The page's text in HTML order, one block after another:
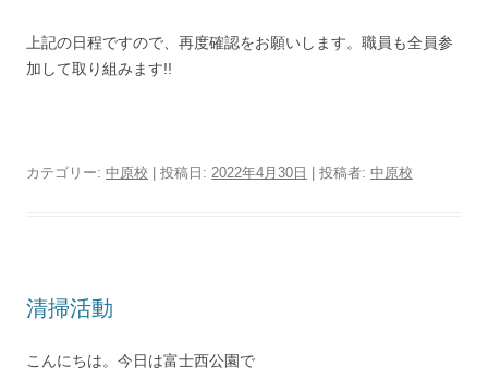
上記の日程ですので、再度確認をお願いします。職員も全員参
加して取り組みます!!
カテゴリー: 中原校 | 投稿日: 2022年4月30日 投稿者: 中原校
清掃活動
こんにちは。今日は富士西公園で